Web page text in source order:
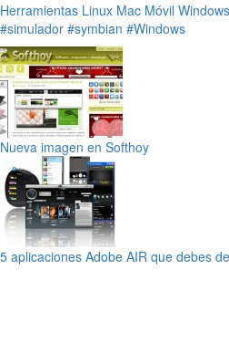
Herramientas Linux Mac Móvil Windows
#simulador #symbian #Windows
Nueva imagen en Softhoy
5 aplicaciones Adobe AIR que debes